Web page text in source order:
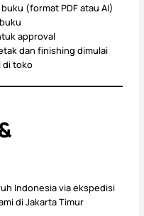
(format PDF atau AI)
approval
dan finishing dimulai
di toko
Indonesia via ekspedisi
di Jakarta Timur